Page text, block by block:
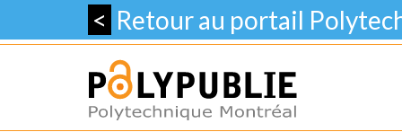
< Retour au portail